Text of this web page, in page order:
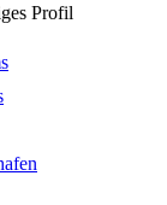
Profil